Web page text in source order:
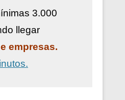
3.000
llegar
empresas.